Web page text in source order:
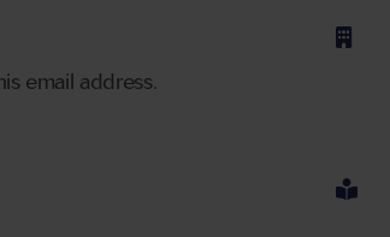
email address.